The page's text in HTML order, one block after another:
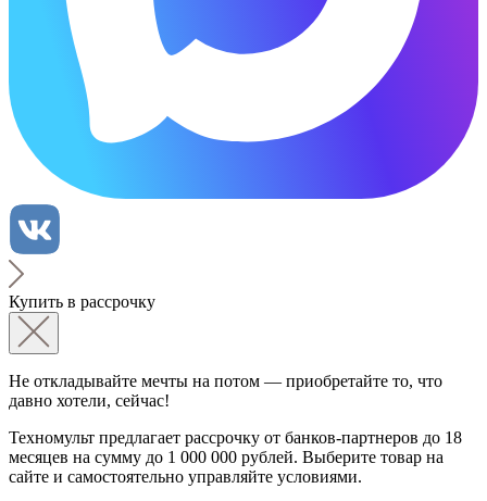
Купить в рассрочку
Не откладывайте мечты на потом — приобретайте то, что
давно хотели, сейчас!
Техномульт предлагает рассрочку от банков-партнеров до 18
месяцев на сумму до 1 000 000 рублей. Выберите товар на
сайте и самостоятельно управляйте условиями.